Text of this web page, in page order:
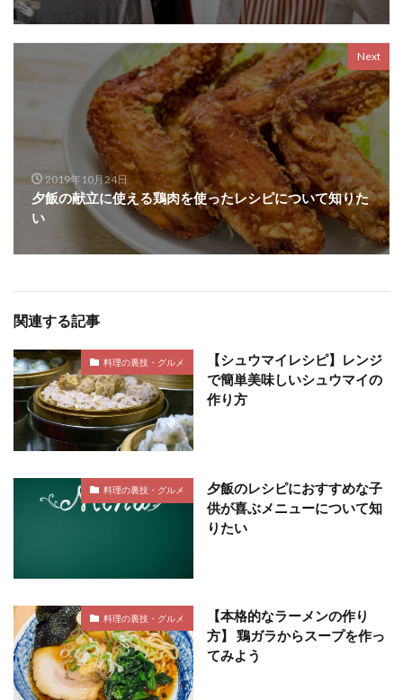
Next
2019年10月24日
夕飯の献立に使える鶏肉を使ったレシピについて知りた
い
関連する記事
料理の裏技・グルメ
【シュウマイレシピ】レンジ
で簡単美味しいシュウマイの
作り方
料理の裏技・グルメ
夕飯のレシピにおすすめな子
供が喜ぶメニューについて知
りたい
料理の裏技・グルメ
【本格的なラーメンの作り
方】 鶏ガラからスープを作っ
てみよう